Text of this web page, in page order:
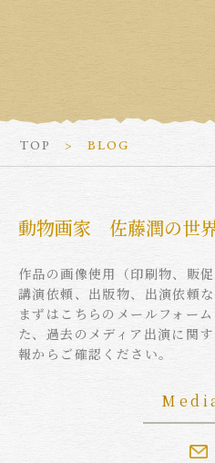
TOP BLOG
動物画家 佐藤潤の世
作品の画像使用（印刷物、販
講演依頼、出版物、出演依頼な
まずはこちらのメールフォー
た、過去のメディア出演に関
報からご確認ください。